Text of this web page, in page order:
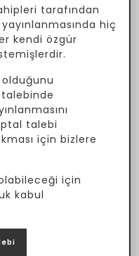
tarafından
hiç
kendi özgür
talebi
için bizlere
için
kabul